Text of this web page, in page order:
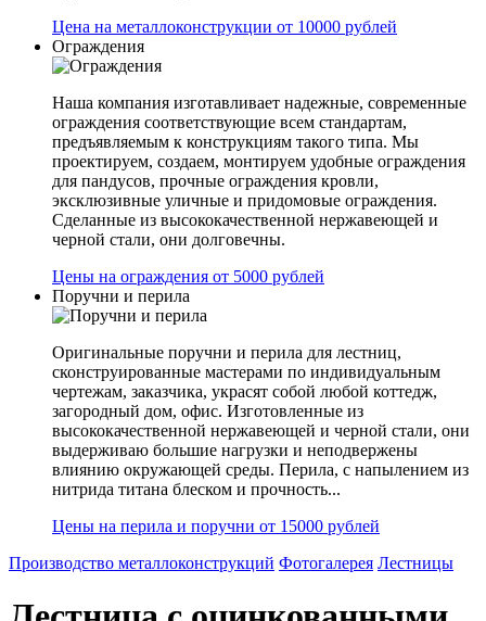
Цена на металлоконструкции от 10000 рублей
Ограждения
Наша компания изготавливает надежные, современные
ограждения соответствующие всем стандартам,
предъявляемым к конструкциям такого типа. Мы
проектируем, создаем, монтируем удобные ограждения
для пандусов, прочные ограждения кровли,
эксклюзивные уличные и придомовые ограждения.
Сделанные из высококачественной нержавеющей и
черной стали, они долговечны.
Цены на ограждения от 5000 рублей
Поручни и перила
Оригинальные поручни и перила для лестниц,
сконструированные мастерами по индивидуальным
чертежам, заказчика, украсят собой любой коттедж,
загородный дом, офис. Изготовленные из
высококачественной нержавеющей и черной стали, они
выдерживаю большие нагрузки и неподвержены
влиянию окружающей среды. Перила, с напылением из
нитрида титана блеском и прочность...
Цены на перила и поручни от 15000 рублей
Производство металлоконструкций Фотогалерея Лестницы